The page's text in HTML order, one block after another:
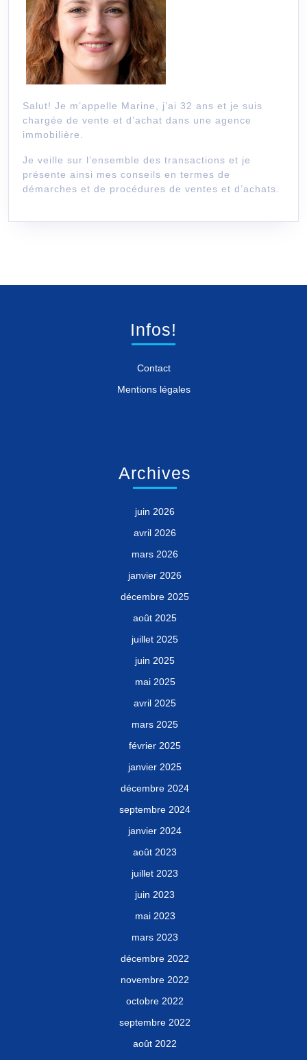
Salut! Je m’appelle Marine, j’ai 32 ans et je suis
chargée de vente et d’achat dans une agence
immobilière.
Je veille sur l’ensemble des transactions et je
présente ainsi mes conseils en termes de
démarches et de procédures de ventes et d’achats.
Infos!
Contact
Mentions légales
Archives
juin 2026
avril 2026
mars 2026
janvier 2026
décembre 2025
août 2025
juillet 2025
juin 2025
mai 2025
avril 2025
mars 2025
février 2025
janvier 2025
décembre 2024
septembre 2024
janvier 2024
août 2023
juillet 2023
juin 2023
mai 2023
mars 2023
décembre 2022
novembre 2022
octobre 2022
septembre 2022
août 2022